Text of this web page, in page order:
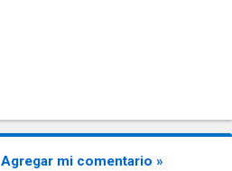
Agregar mi comentario »